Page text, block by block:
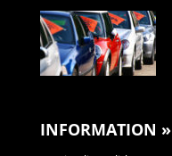
INFORMATION »